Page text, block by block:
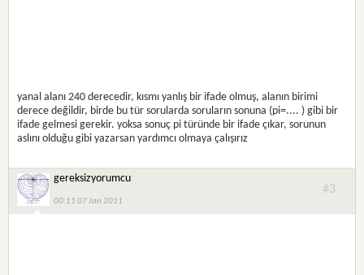
yanal alanı 240 derecedir, kısmı yanlış bir ifade olmuş, alanın birimi
derece değildir, birde bu tür sorularda soruların sonuna (pi=.... ) gibi bir
ifade gelmesi gerekir. yoksa sonuç pi türünde bir ifade çıkar, sorunun
aslını olduğu gibi yazarsan yardımcı olmaya çalışırız
gereksizyorumcu
00:11 07 Jan 2011
#3